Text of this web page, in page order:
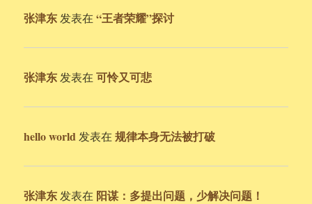
张津东 发表在“王者荣耀”探讨
张津东 发表在可怜又可悲
hello world 发表在规律本身无法被打破
张津东 发表在 阳谋：多提出问题，少解决问题！